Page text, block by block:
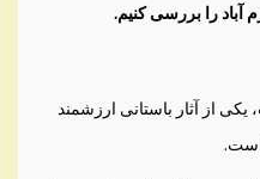
آباد را بررسی کنیم.
۹۰۰ سال قدمت، یکی از آثار باستانی ارزشمند
است.